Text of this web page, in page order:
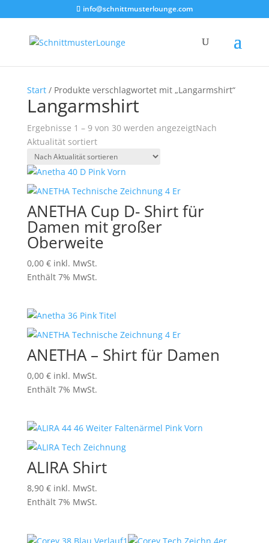
info@schnittmusterlounge.com
Start/ Produkte verschlagwortet mit „Langarmshirt“
Langarmshirt
Ergebnisse 1 – 9 von 30 werden angezeigtNach
Aktualität sortiert
ANETHA Cup D- Shirt für
Damen mit großer
Oberweite
0,00 € inkl. MwSt.
Enthält 7% MwSt.
ANETHA – Shirt für Damen
0,00 € inkl. MwSt.
Enthält 7% MwSt.
ALIRA Shirt
8,90 € inkl. MwSt.
Enthält 7% MwSt.